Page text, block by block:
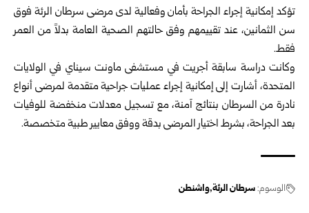
تؤكد إمكانية إجراء الجراحة بأمان وفعالية لدى مرضى سرطان الرئة فوق
سن الثمانين، عند تقييمهم وفق حالتهم الصحية العامة بدلاً من العمر
فقط.
وكانت دراسة سابقة أجريت في مستشفى ماونت سيناي في الولايات
المتحدة، أشارت إلى إمكانية إجراء عمليات جراحية متقدمة لمرضى أنواع
نادرة من السرطان بنتائج آمنة، مع تسجيل معدلات منخفضة للوفيات
بعد الجراحة، بشرط اختيار المرضى بدقة ووفق معايير طبية متخصصة.
الوسوم:سرطان الرئة واشنطن